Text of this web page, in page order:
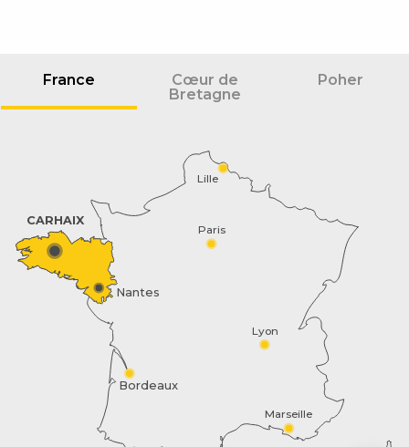
Description
France
Cœur de
Bretagne
Poher
Paris
Marseille
Lyon
Lille
Bordeaux
Nantes
CARHAIX